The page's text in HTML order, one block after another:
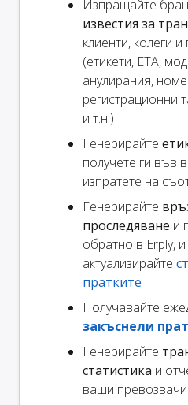
Изпращайте
известия за
клиенти, колеги
(етикети, ETA,
анулирания,
регистрационни
и т.н.)
Генерирайте
получете ги във
изпратете на
Генерирайте
проследяване и
обратно в Erply,
актуализирайте
пратките
Получавайте
закъснели
Генерирайте
статистика и
ваши превозвачи